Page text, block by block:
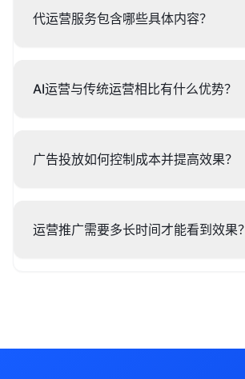
代运营服务包含哪些具体内容？
AI运营与传统运营相比有什么优势？
广告投放如何控制成本并提高效果？
运营推广需要多长时间才能看到效果？